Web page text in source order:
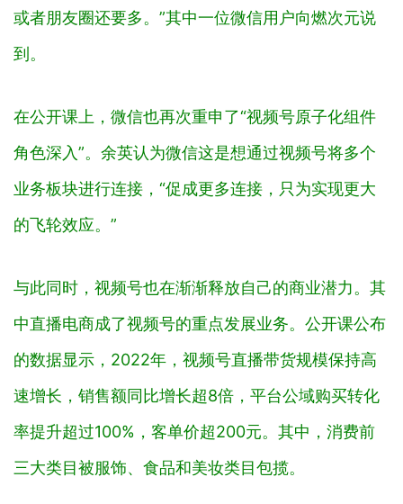
或者朋友圈还要多。”其中一位微信用户向燃次元说
到。
在公开课上，微信也再次重申了“视频号原子化组件
角色深入”。余英认为微信这是想通过视频号将多个
业务板块进行连接，“促成更多连接，只为实现更大
的飞轮效应。”
与此同时，视频号也在渐渐释放自己的商业潜力。其
中直播电商成了视频号的重点发展业务。公开课公布
的数据显示，2022年，视频号直播带货规模保持高
速增长，销售额同比增长超8倍，平台公域购买转化
率提升超过100%，客单价超200元。其中，消费前
三大类目被服饰、食品和美妆类目包揽。